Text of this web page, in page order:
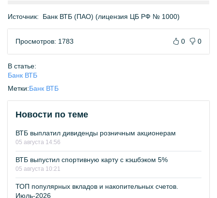
Источник: Банк ВТБ (ПАО) (лицензия ЦБ РФ № 1000)
Просмотров: 1783 0 0
В статье:
Банк ВТБ
Метки:Банк ВТБ
Новости по теме
ВТБ выплатил дивиденды розничным акционерам
05 августа 14:56
ВТБ выпустил спортивную карту с кэшбэком 5%
05 августа 10:21
ТОП популярных вкладов и накопительных счетов.
Июль-2026